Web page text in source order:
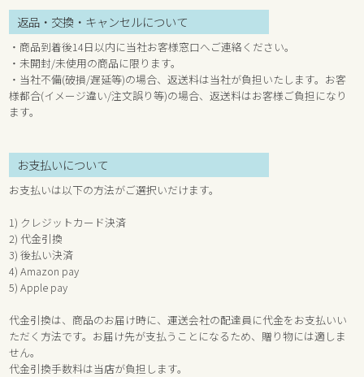
返品・交換・キャンセルについて
・商品到着後14日以内に当社お客様窓口へご連絡ください。
・未開封/未使用の商品に限ります。
・当社不備(破損/遅延等)の場合、返送料は当社が負担いたします。お客
様都合(イメージ違い/注文誤り等)の場合、返送料はお客様ご負担になり
ます。
お支払いについて
お支払いは以下の方法がご選択いだけます。
1) クレジットカード決済
2) 代金引換
3) 後払い決済
4) Amazon pay
5) Apple pay
代金引換は、商品のお届け時に、運送会社の配達員に代金をお支払いい
ただく方法です。お届け先が支払うことになるため、贈り物には適しま
せん。
代金引換手数料は当店が負担します。